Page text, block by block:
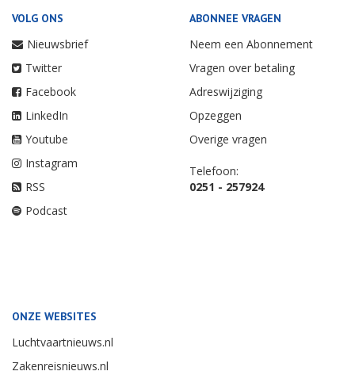
VOLG ONS
Nieuwsbrief
Twitter
Facebook
LinkedIn
Youtube
Instagram
RSS
Podcast
ABONNEE VRAGEN
Neem een Abonnement
Vragen over betaling
Adreswijziging
Opzeggen
Overige vragen
Telefoon:
0251 - 257924
ONZE WEBSITES
Luchtvaartnieuws.nl
Zakenreisnieuws.nl